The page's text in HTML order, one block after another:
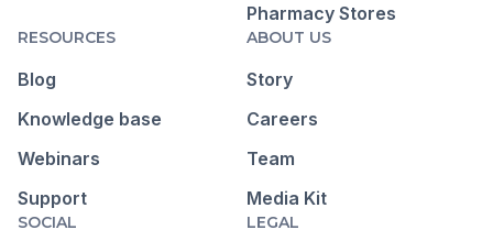
Pharmacy Stores
RESOURCES
Blog
Knowledge base
Webinars
Support
ABOUT US
Story
Careers
Team
Media Kit
SOCIAL LEGAL